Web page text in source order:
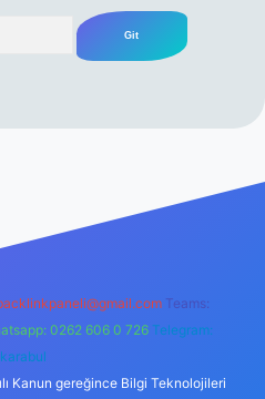
Teams:
0262 606 0 726 Telegram:
Kanun gereğince Bilgi Teknolojileri